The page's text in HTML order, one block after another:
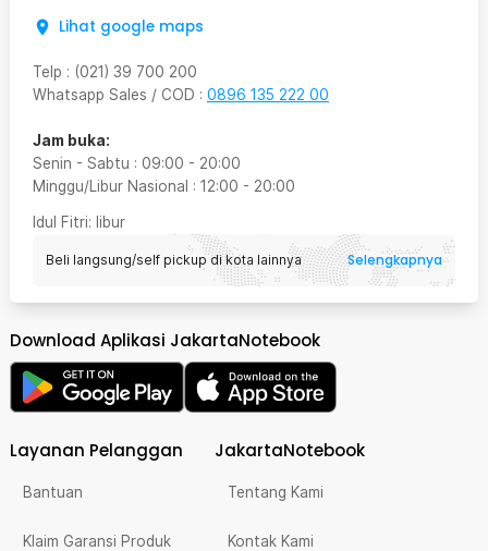
Lihat google maps
Telp : (021) 39 700 200
Whatsapp Sales / COD : 0896 135 222 00
Jam buka:
Senin - Sabtu : 09:00 - 20:00
Minggu/Libur Nasional : 12:00 - 20:00
Idul Fitri: libur
Beli langsung/self pickup di kota lainnya Selengkapnya
Download Aplikasi JakartaNotebook
Layanan Pelanggan
Bantuan
Klaim Garansi Produk
JakartaNotebook
Tentang Kami
Kontak Kami